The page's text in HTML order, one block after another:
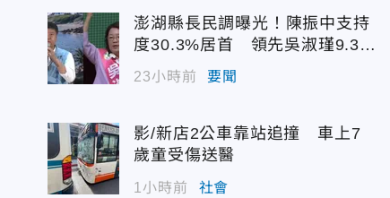
澎湖縣長民調曝光！陳振中支持
度30.3%居首 領先吳淑瑾9.3個
百分點
23小時前 要聞
影/新店2公車靠站追撞 車上7
歲童受傷送醫
1小時前 社會